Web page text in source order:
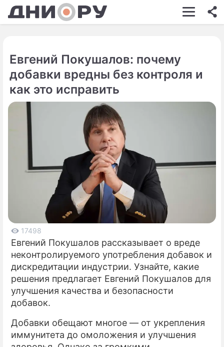
ШОУ-БИЗНЕС
КИНО
НЕДВИЖИМОСТЬ
ЗДОРОВЬЕ
СОННИК
СТИЛЬ ЖИЗНИ
СЕРИАЛЫ
ИГРЫ
ПРЕСС-РЕЛИЗЫ
О ПРОЕКТЕ
Евгений Покушалов: почему
добавки вредны без контроля и
как это исправить
17498
Евгений Покушалов рассказывает о вреде
неконтролируемого употребления добавок и
дискредитации индустрии. Узнайте, какие
решения предлагает Евгений Покушалов для
улучшения качества и безопасности
добавок.
Добавки обещают многое — от укрепления
иммунитета до омоложения и улучшения